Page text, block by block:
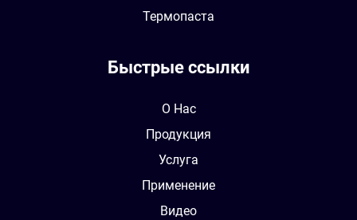
Термопаста
Быстрые ссылки
О Нас
Продукция
Услуга
Применение
Видео